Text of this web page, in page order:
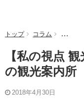
トップ コラム 【私の
【私の視点
の観光案内
2018年4月30日